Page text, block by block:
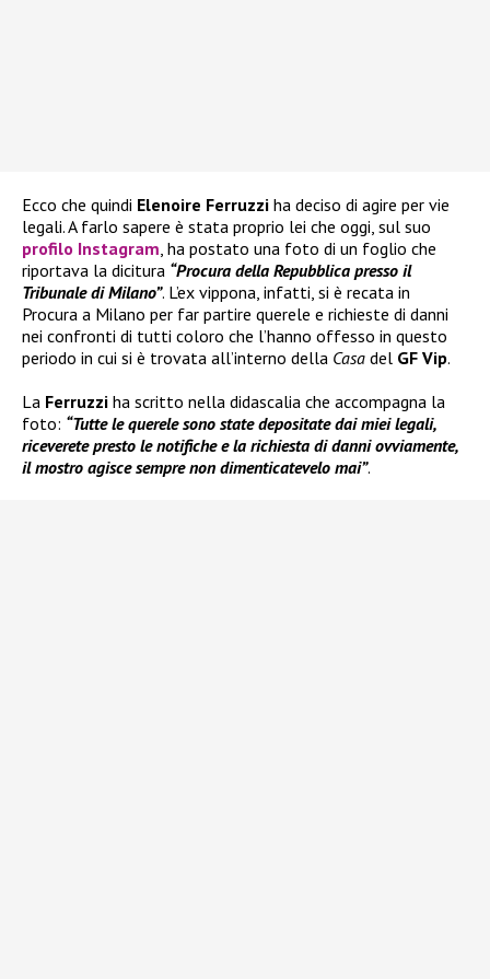
Ecco che quindi Elenoire Ferruzzi ha deciso di agire per vie
legali. A farlo sapere è stata proprio lei che oggi, sul suo
profilo Instagram, ha postato una foto di un foglio che
riportava la dicitura “Procura della Repubblica presso il
Tribunale di Milano”. L’ex vippona, infatti, si è recata in
Procura a Milano per far partire querele e richieste di danni
nei confronti di tutti coloro che l’hanno offesso in questo
periodo in cui si è trovata all’interno della Casa del GF Vip.
La Ferruzzi ha scritto nella didascalia che accompagna la
foto: “Tutte le querele sono state depositate dai miei legali,
riceverete presto le notifiche e la richiesta di danni ovviamente,
il mostro agisce sempre non dimenticatevelo mai”.